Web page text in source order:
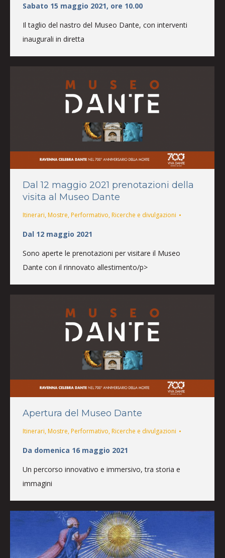
Sabato 15 maggio 2021, ore 10.00
Il taglio del nastro del Museo Dante, con interventi
inaugurali in diretta
Dal 12 maggio 2021 prenotazioni della
visita al Museo Dante
Itinerari, Mostre, Performativo, Ricerche e divulgazioni
Dal 12 maggio 2021
Sono aperte le prenotazioni per visitare il Museo
Dante con il rinnovato allestimento/p>
Apertura del Museo Dante
Itinerari, Mostre, Performativo, Ricerche e divulgazioni
Da domenica 16 maggio 2021
Un percorso innovativo e immersivo, tra storia e
immagini